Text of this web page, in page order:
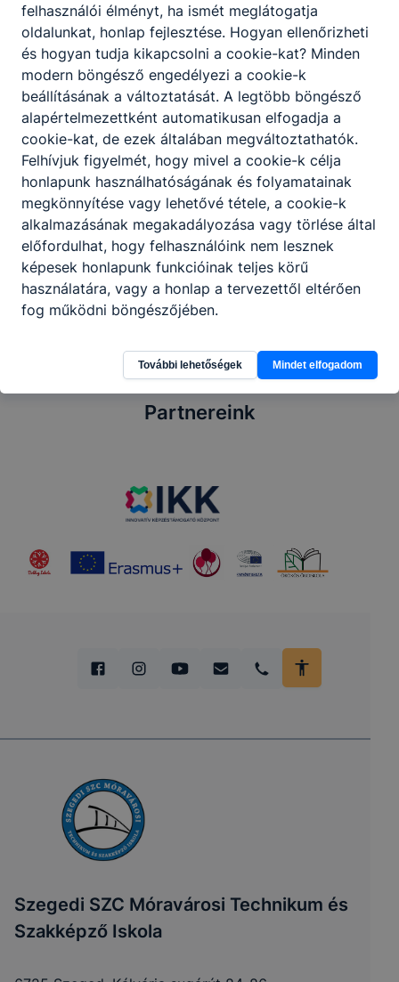
Megosztás
Partnereink
Szegedi SZC Móravárosi Technikum és
Szakképző Iskola
felhasználói élményt, ha ismét meglátogatja
oldalunkat, honlap fejlesztése. Hogyan ellenőrizheti
és hogyan tudja kikapcsolni a cookie-kat? Minden
modern böngésző engedélyezi a cookie-k
beállításának a változtatását. A legtöbb böngésző
alapértelmezettként automatikusan elfogadja a
cookie-kat, de ezek általában megváltoztathatók.
Felhívjuk figyelmét, hogy mivel a cookie-k célja
honlapunk használhatóságának és folyamatainak
megkönnyítése vagy lehetővé tétele, a cookie-k
alkalmazásának megakadályozása vagy törlése által
előfordulhat, hogy felhasználóink nem lesznek
képesek honlapunk funkcióinak teljes körű
használatára, vagy a honlap a tervezettől eltérően
fog működni böngészőjében.
További lehetőségek Mindet elfogadom